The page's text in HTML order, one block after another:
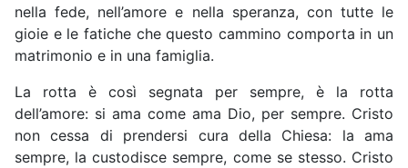
nella fede, nell’amore e nella speranza, con tutte le
gioie e le fatiche che questo cammino comporta in un
matrimonio e in una famiglia.
La rotta è così segnata per sempre, è la rotta
dell’amore: si ama come ama Dio, per sempre. Cristo
non cessa di prendersi cura della Chiesa: la ama
sempre, la custodisce sempre, come se stesso. Cristo